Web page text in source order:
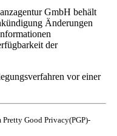
GmbH behält
Änderungen
der
vor einer
Pretty Good Privacy(PGP)-